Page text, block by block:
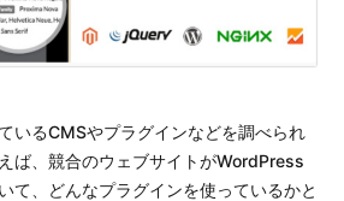
いるCMSやプラグインなどを調べられ
ば、競合のウェブサイトがWordPress
て、どんなプラグインを使っているかと